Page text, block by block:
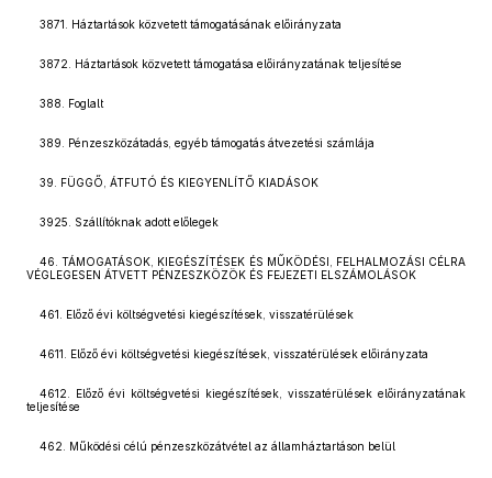
3871. Háztartások közvetett támogatásának előirányzata
3872. Háztartások közvetett támogatása előirányzatának teljesítése
388. Foglalt
389. Pénzeszközátadás, egyéb támogatás átvezetési számlája
39. FÜGGŐ, ÁTFUTÓ ÉS KIEGYENLÍTŐ KIADÁSOK
3925. Szállítóknak adott előlegek
46. TÁMOGATÁSOK, KIEGÉSZÍTÉSEK ÉS MŰKÖDÉSI, FELHALMOZÁSI CÉLRA
VÉGLEGESEN ÁTVETT PÉNZESZKÖZÖK ÉS FEJEZETI ELSZÁMOLÁSOK
461. Előző évi költségvetési kiegészítések, visszatérülések
4611. Előző évi költségvetési kiegészítések, visszatérülések előirányzata
4612. Előző évi költségvetési kiegészítések, visszatérülések előirányzatának
teljesítése
462. Működési célú pénzeszközátvétel az államháztartáson belül